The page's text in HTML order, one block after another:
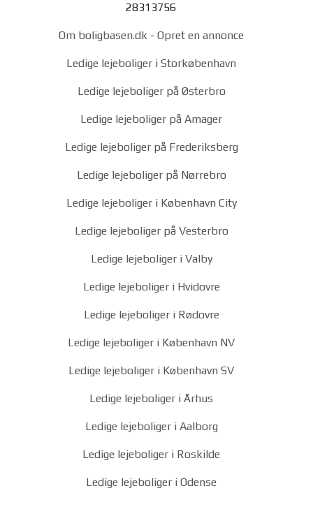
28313756
Om boligbasen.dk - Opret en annonce
Ledige lejeboliger i Storkøbenhavn
Ledige lejeboliger på Østerbro
Ledige lejeboliger på Amager
Ledige lejeboliger på Frederiksberg
Ledige lejeboliger på Nørrebro
Ledige lejeboliger i København City
Ledige lejeboliger på Vesterbro
Ledige lejeboliger i Valby
Ledige lejeboliger i Hvidovre
Ledige lejeboliger i Rødovre
Ledige lejeboliger i København NV
Ledige lejeboliger i København SV
Ledige lejeboliger i Århus
Ledige lejeboliger i Aalborg
Ledige lejeboliger i Roskilde
Ledige lejeboliger i Odense